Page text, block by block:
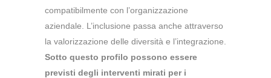
compatibilmente con l’organizzazione
aziendale. L’inclusione passa anche attraverso
la valorizzazione delle diversità e l’integrazione.
Sotto questo profilo possono essere
previsti degli interventi mirati per i